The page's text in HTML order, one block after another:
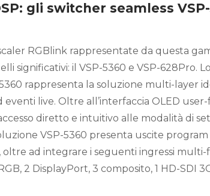
gli switcher seamless
RGBlink rappresentate da questa
significativi: il VSP-5360 e VSP-628Pro.
rappresenta la soluzione multi-layer
eventi live. Oltre all’interfaccia OLED
diretto e intuitivo alle modalità di
VSP-5360 presenta uscite
oltre ad integrare i seguenti ingressi multi-
2 DisplayPort, 3 composito, 1 HD-SDI